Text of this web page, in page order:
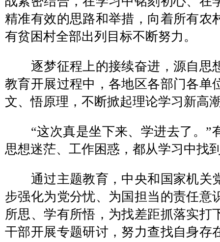
精准有效的思路和举措，向着所有农
有贫困村全部出列目标不断努力。
逐梦征程上的接续奋进，源自思
教育开展过程中，各地区各部门各单
文、悟原理，不断掀起理论学习新高
“这次真是坐下来、学进去了。”
思想迷茫、工作困惑，都从学习中找
通过主题教育，中央和国家机关
步强化为党分忧、为国担当的责任意
所思、学有所悟，为找差距抓落实打
干部开展专题研讨，努力查找自身存